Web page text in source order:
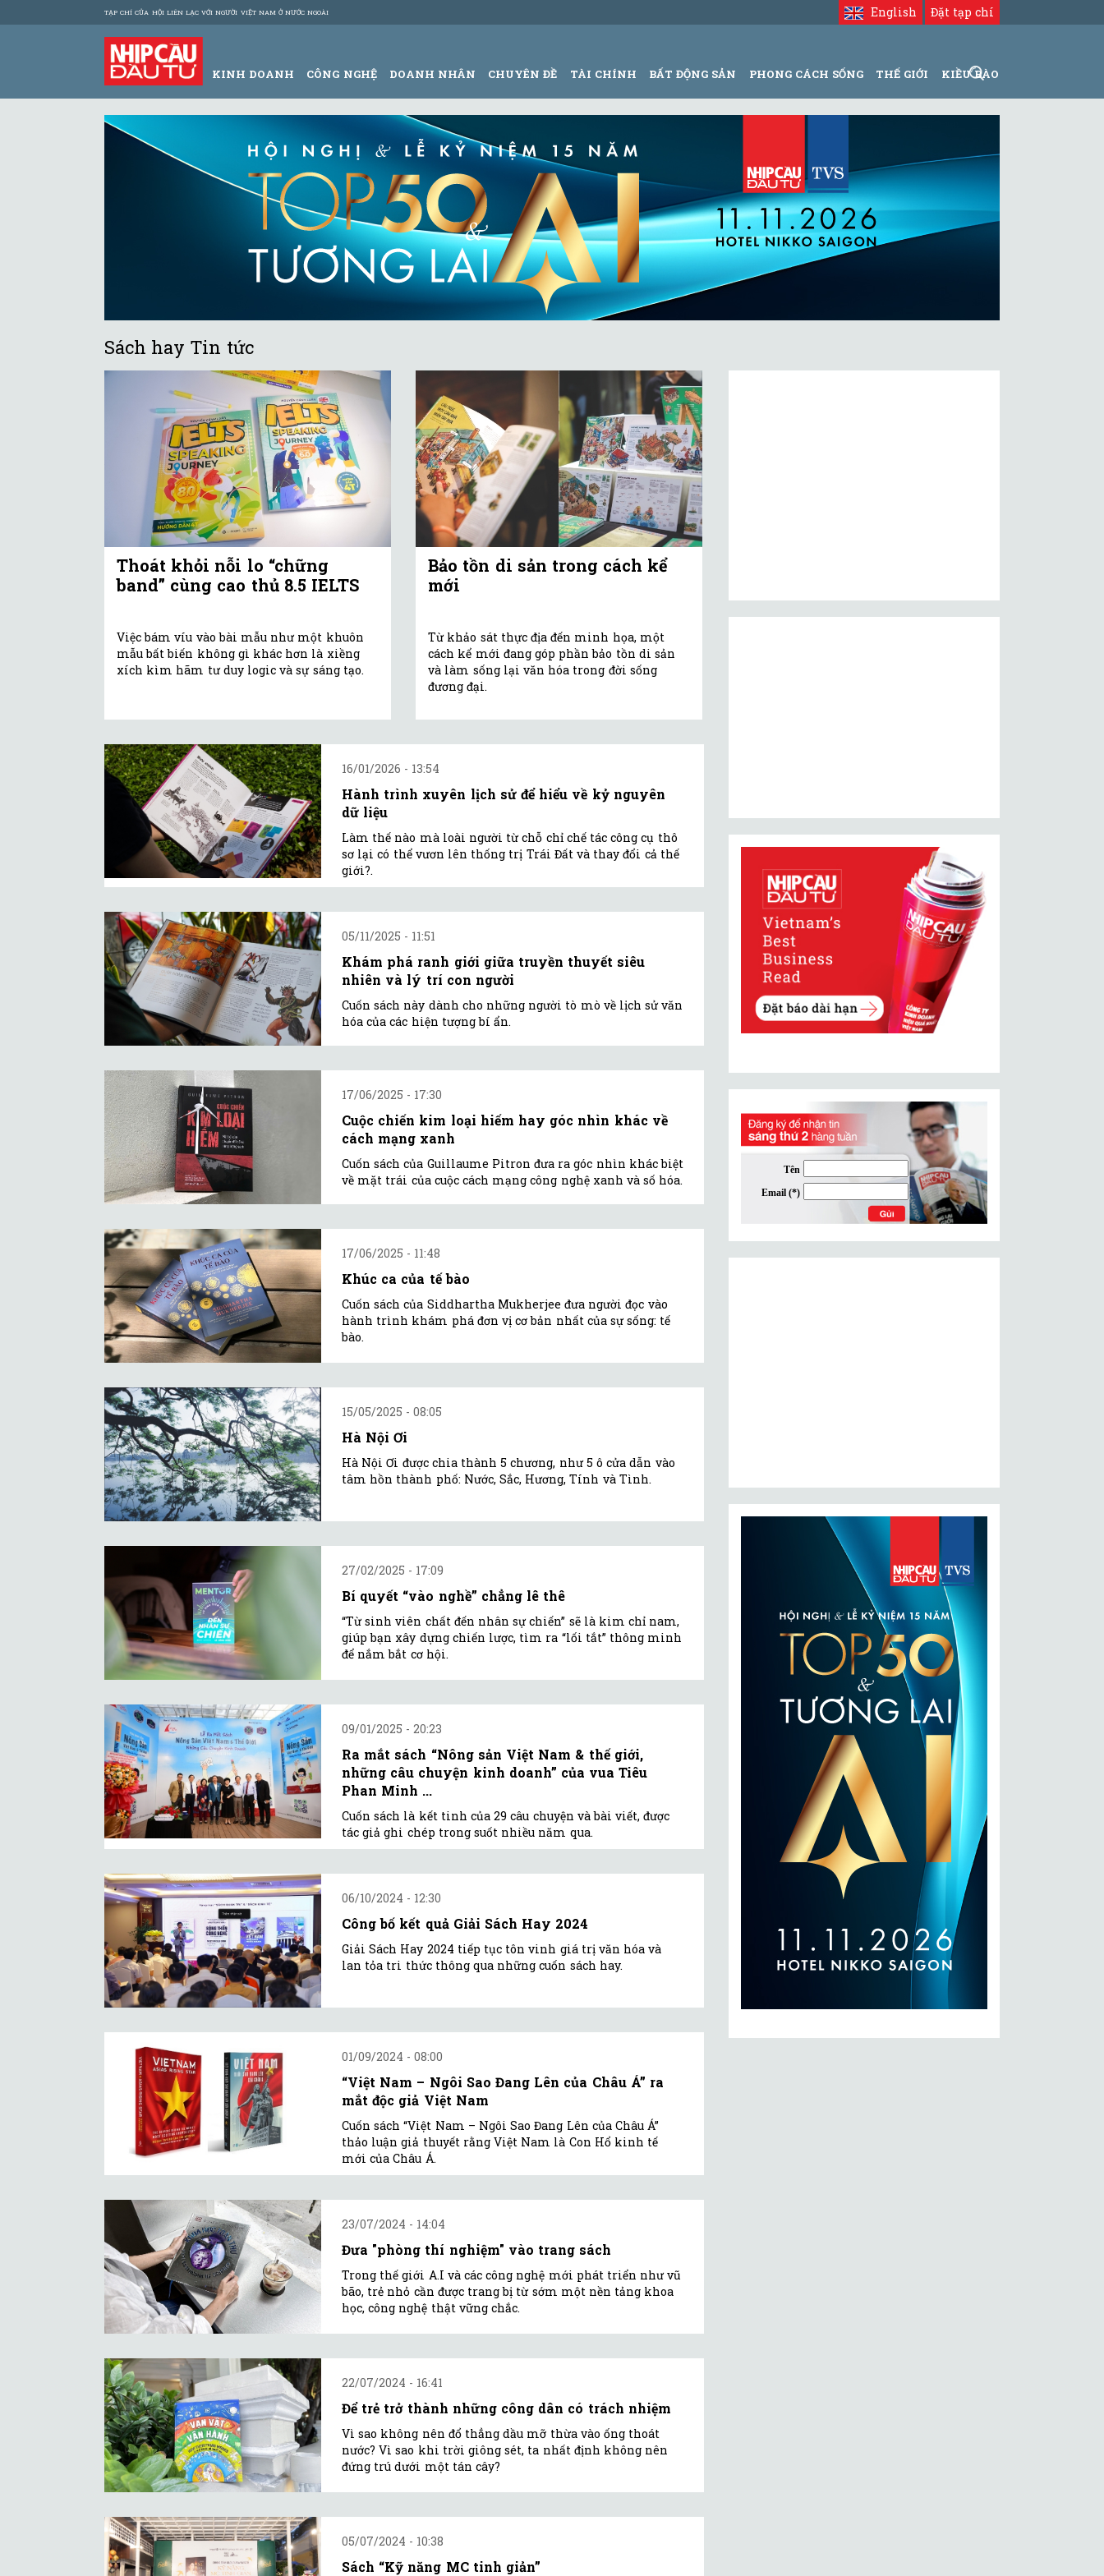
TẠP CHÍ CỦA HỘI LIÊN LẠC VỚI NGƯỜI VIỆT NAM Ở NƯỚC NGOÀI Đặt tạp chí
English
KINH DOANH CÔNG NGHỆ DOANH NHÂN CHUYÊN ĐỀ TÀI CHÍNH BẤT ĐỘNG SẢN PHONG CÁCH SỐNG THẾ GIỚI KIỀU BÀO
Sách hay Tin tức
Thoát khỏi nỗi lo “chững
band” cùng cao thủ 8.5 IELTS
Việc bám víu vào bài mẫu như một khuôn
mẫu bất biến không gì khác hơn là xiềng
xích kìm hãm tư duy logic và sự sáng tạo.
Bảo tồn di sản trong cách kể
mới
Từ khảo sát thực địa đến minh họa, một
cách kể mới đang góp phần bảo tồn di sản
và làm sống lại văn hóa trong đời sống
đương đại.
16/01/2026 - 13:54
Hành trình xuyên lịch sử để hiểu về kỷ nguyên
dữ liệu
Làm thế nào mà loài người từ chỗ chỉ chế tác công cụ thô
sơ lại có thể vươn lên thống trị Trái Đất và thay đổi cả thế
giới?.
05/11/2025 - 11:51
Khám phá ranh giới giữa truyền thuyết siêu
nhiên và lý trí con người
Cuốn sách này dành cho những người tò mò về lịch sử văn
hóa của các hiện tượng bí ẩn.
17/06/2025 - 17:30
Cuộc chiến kim loại hiếm hay góc nhìn khác về
cách mạng xanh
Cuốn sách của Guillaume Pitron đưa ra góc nhìn khác biệt
về mặt trái của cuộc cách mạng công nghệ xanh và số hóa.
17/06/2025 - 11:48
Khúc ca của tế bào
Cuốn sách của Siddhartha Mukherjee đưa người đọc vào
hành trình khám phá đơn vị cơ bản nhất của sự sống: tế
bào.
15/05/2025 - 08:05
Hà Nội Ơi
Hà Nội Ơi được chia thành 5 chương, như 5 ô cửa dẫn vào
tâm hồn thành phố: Nước, Sắc, Hương, Tính và Tình.
27/02/2025 - 17:09
Bí quyết “vào nghề” chẳng lê thê
“Từ sinh viên chất đến nhân sự chiến” sẽ là kim chỉ nam,
giúp bạn xây dựng chiến lược, tìm ra “lối tắt” thông minh
để nắm bắt cơ hội.
09/01/2025 - 20:23
Ra mắt sách “Nông sản Việt Nam & thế giới,
những câu chuyện kinh doanh” của vua Tiêu
Phan Minh ...
Cuốn sách là kết tinh của 29 câu chuyện và bài viết, được
tác giả ghi chép trong suốt nhiều năm qua.
06/10/2024 - 12:30
Công bố kết quả Giải Sách Hay 2024
Giải Sách Hay 2024 tiếp tục tôn vinh giá trị văn hóa và
lan tỏa tri thức thông qua những cuốn sách hay.
01/09/2024 - 08:00
“Việt Nam – Ngôi Sao Đang Lên của Châu Á” ra
mắt độc giả Việt Nam
Cuốn sách “Việt Nam – Ngôi Sao Đang Lên của Châu Á”
thảo luận giả thuyết rằng Việt Nam là Con Hổ kinh tế
mới của Châu Á.
23/07/2024 - 14:04
Đưa "phòng thí nghiệm" vào trang sách
Trong thế giới A.I và các công nghệ mới phát triển như vũ
bão, trẻ nhỏ cần được trang bị từ sớm một nền tảng khoa
học, công nghệ thật vững chắc.
22/07/2024 - 16:41
Để trẻ trở thành những công dân có trách nhiệm
Vì sao không nên đổ thẳng dầu mỡ thừa vào ống thoát
nước? Vì sao khi trời giông sét, ta nhất định không nên
đứng trú dưới một tán cây?
05/07/2024 - 10:38
Sách “Kỹ năng MC tinh giản”